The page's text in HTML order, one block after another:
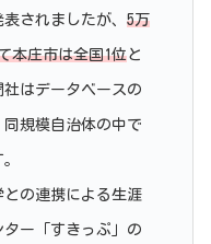
表されましたが、5万
本庄市は全国1位と
はデータベースの
規模自治体の中で
の連携による生涯
ー「すきっぷ」の